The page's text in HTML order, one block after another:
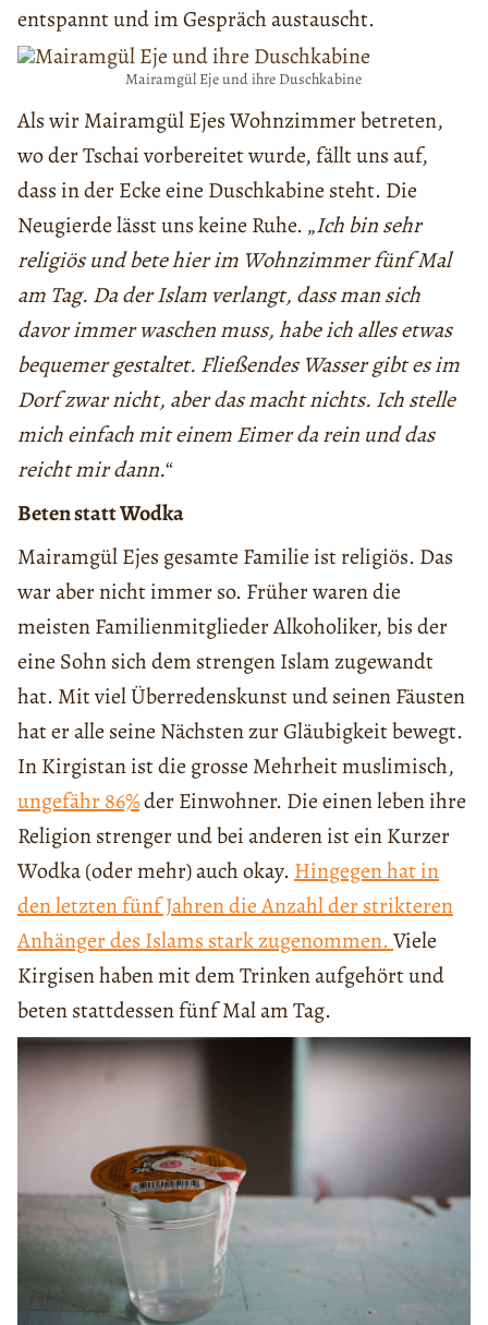
entspannt und im Gespräch austauscht.
Mairamgül Eje und ihre Duschkabine
Als wir Mairamgül Ejes Wohnzimmer betreten,
wo der Tschai vorbereitet wurde, fällt uns auf,
dass in der Ecke eine Duschkabine steht. Die
Neugierde lässt uns keine Ruhe. „Ich bin sehr
religiös und bete hier im Wohnzimmer fünf Mal
am Tag. Da der Islam verlangt, dass man sich
davor immer waschen muss, habe ich alles etwas
bequemer gestaltet. Fließendes Wasser gibt es im
Dorf zwar nicht, aber das macht nichts. Ich stelle
mich einfach mit einem Eimer da rein und das
reicht mir dann.“
Beten statt Wodka
Mairamgül Ejes gesamte Familie ist religiös. Das
war aber nicht immer so. Früher waren die
meisten Familienmitglieder Alkoholiker, bis der
eine Sohn sich dem strengen Islam zugewandt
hat. Mit viel Überredenskunst und seinen Fäusten
hat er alle seine Nächsten zur Gläubigkeit bewegt.
In Kirgistan ist die grosse Mehrheit muslimisch,
ungefähr 86%der Einwohner. Die einen leben ihre
Religion strenger und bei anderen ist ein Kurzer
Wodka (oder mehr) auch okay. Hingegen hat in
den letzten fünf Jahren die Anzahl der strikteren
Anhänger des Islams stark zugenommen.Viele
Kirgisen haben mit dem Trinken aufgehört und
beten stattdessen fünf Mal am Tag.